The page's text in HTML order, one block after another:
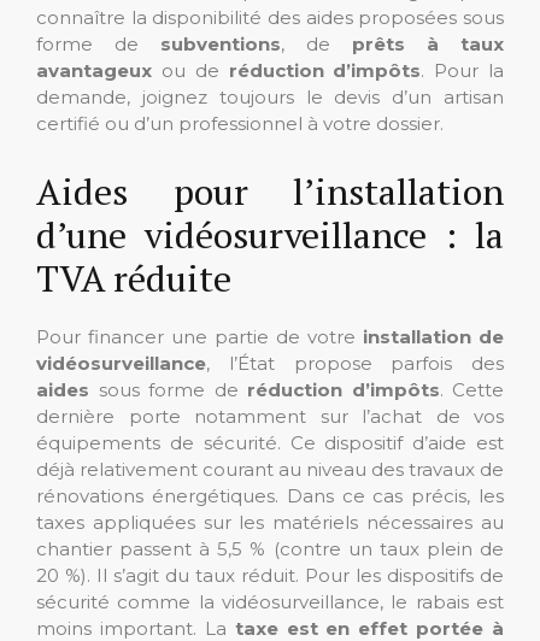
connaître la disponibilité des aides proposées sous
forme de subventions, de prêts à taux
avantageux ou de réduction d’impôts. Pour la
demande, joignez toujours le devis d’un artisan
certifié ou d’un professionnel à votre dossier.
Aides pour l’installation
d’une vidéosurveillance : la
TVA réduite
Pour financer une partie de votre installation de
vidéosurveillance, l’État propose parfois des
aides sous forme de réduction d’impôts. Cette
dernière porte notamment sur l’achat de vos
équipements de sécurité. Ce dispositif d’aide est
déjà relativement courant au niveau des travaux de
rénovations énergétiques. Dans ce cas précis, les
taxes appliquées sur les matériels nécessaires au
chantier passent à 5,5 % (contre un taux plein de
20 %). Il s’agit du taux réduit. Pour les dispositifs de
sécurité comme la vidéosurveillance, le rabais est
moins important. La taxe est en effet portée à